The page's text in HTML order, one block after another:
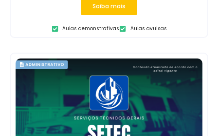
Saiba mais
Aulas demonstrativas Aulas avulsas